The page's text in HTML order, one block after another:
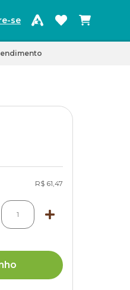
se
R$ 61,47
1